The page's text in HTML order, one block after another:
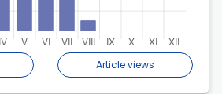
Article views